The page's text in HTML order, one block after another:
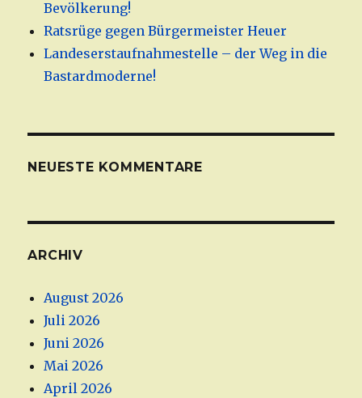
Bevölkerung!
Ratsrüge gegen Bürgermeister Heuer
Landeserstaufnahmestelle – der Weg in die
Bastardmoderne!
NEUESTE KOMMENTARE
ARCHIV
August 2026
Juli 2026
Juni 2026
Mai 2026
April 2026